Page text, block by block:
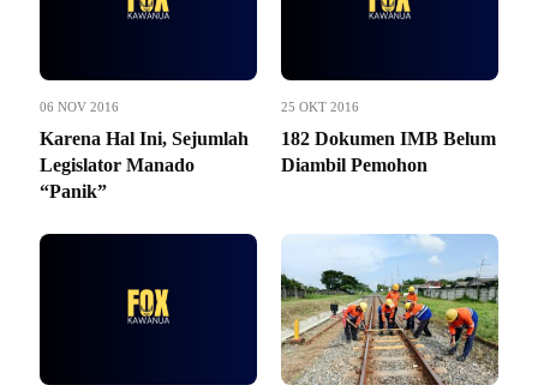
06 NOV 2016
Karena Hal Ini, Sejumlah
Legislator Manado
“Panik”
25 OKT 2016
182 Dokumen IMB Belum
Diambil Pemohon